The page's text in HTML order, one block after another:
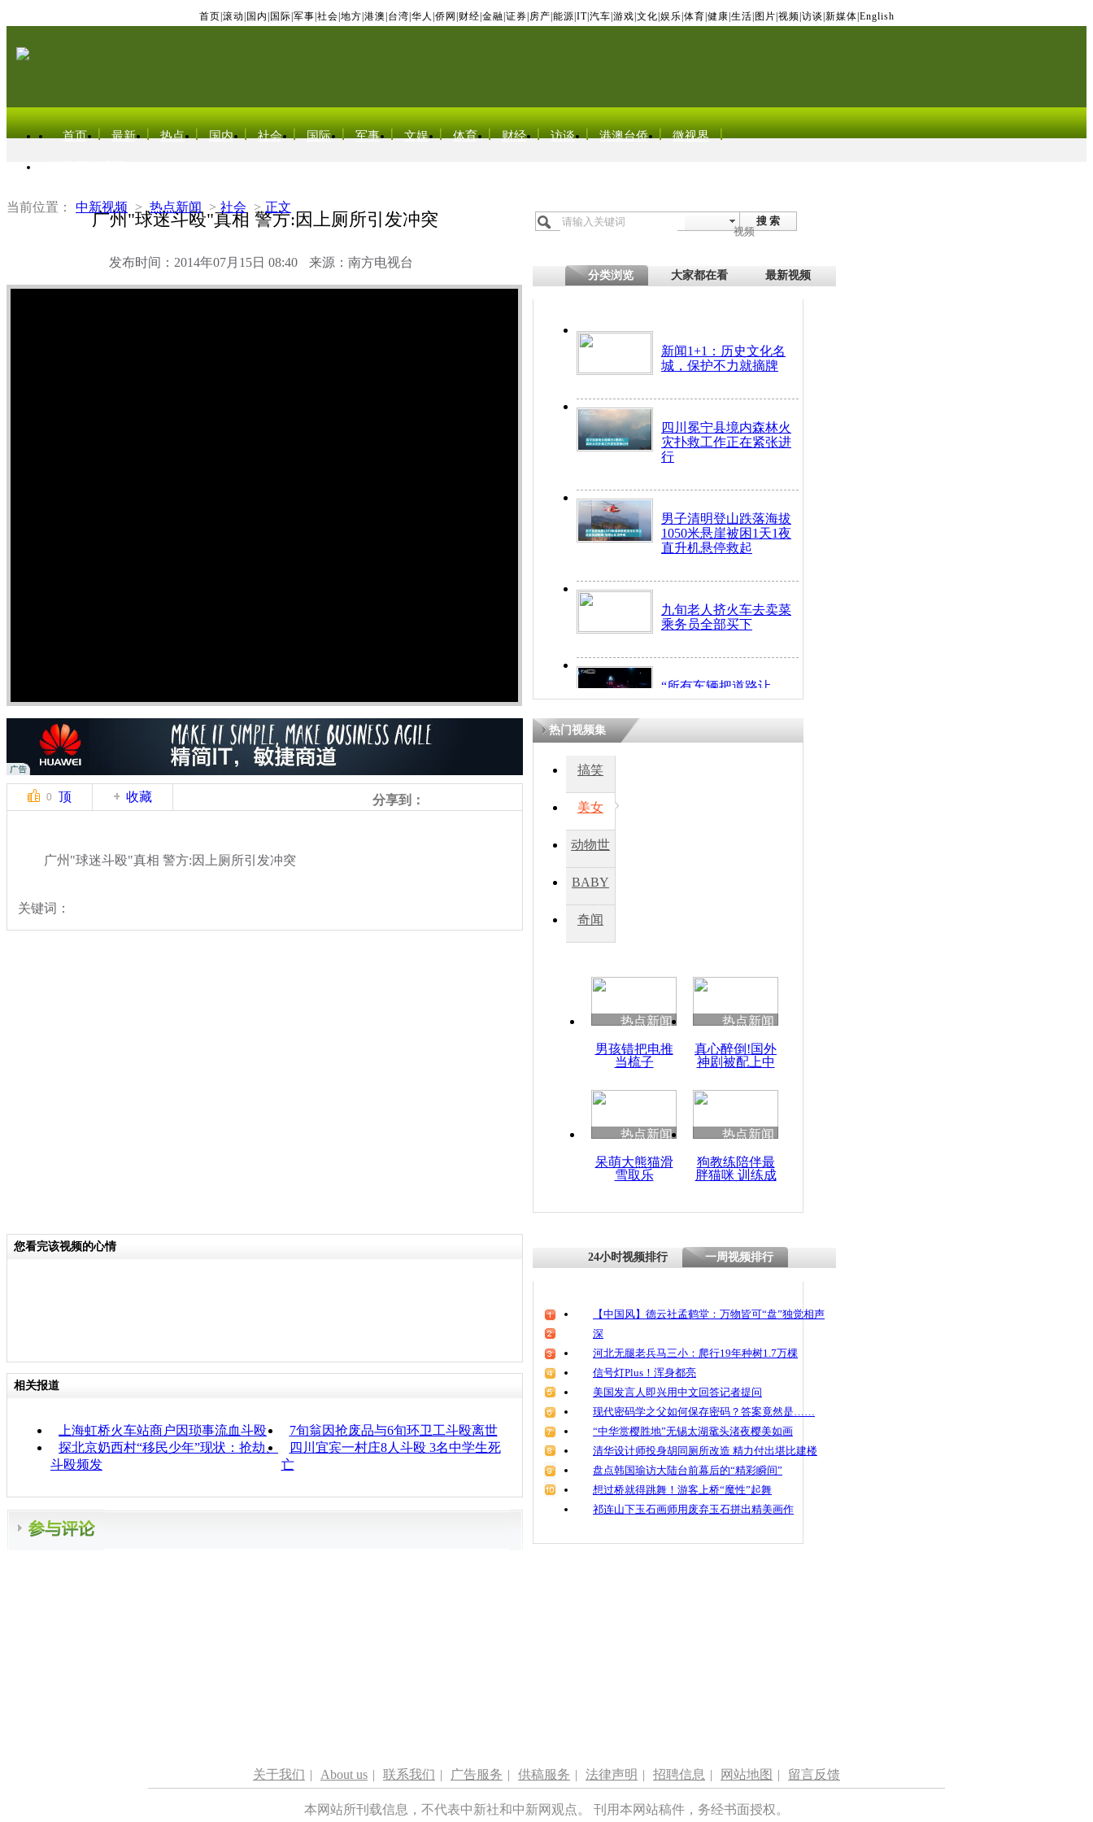
首页 滚动 国内 国际 军事 社会 地方 港澳 台湾 华人 侨网 财经 金融 证券 房产 能源 IT| 汽车 游戏 文化 娱乐 体育 健康 生活 图片 视频 访谈 新媒体 English
首页 最新 热点 国内 社会 国际 军事 文娱 体育 财经 访谈 港澳台侨 微视界
当前位置： 中新视频 > 热点新闻 > 社会 > 正文
广州"球迷斗殴"真相 警方:因上厕所引发冲突
发布时间：2014年07月15日 08:40 来源：南方电视台
搜 索
视频
分类浏览 大家都在看 最新视频
新闻1+1：历史文化名
城，保护不力就摘牌
四川冕宁县境内森林火
灾扑救工作正在紧张进
行
男子清明登山跌落海拔
1050米悬崖被困1天1夜
直升机悬停救起
九旬老人挤火车去卖菜
乘务员全部买下
“所有车辆把道路让
开！”儿童突发疾病交
因
度苗族花山节
魂
0 顶 收藏 分享到：
广州"球迷斗殴"真相 警方:因上厕所引发冲突
关键词：
热门视频集
搞笑
美女
动物世
BABY
秀
奇闻
热点新闻
男孩错把电推
当梳子
热点新闻
真心醉倒!国外
神剧被配上中
热点新闻
呆萌大熊猫滑
雪取乐
热点新闻
狗教练陪伴最
胖猫咪 训练成
您看完该视频的心情
相关报道
上海虹桥火车站商户因琐事流血斗殴
7旬翁因抢废品与6旬环卫工斗殴离世
探北京奶西村“移民少年”现状：抢劫、
斗殴频发
四川宜宾一村庄8人斗殴 3名中学生死
亡
24小时视频排行 一周视频排行
【中国风】德云社孟鹤堂：万物皆可“盘”独觉相声
深
河北无腿老兵马三小：爬行19年种树1.7万棵
信号灯Plus！浑身都亮
美国发言人即兴用中文回答记者提问
现代密码学之父如何保存密码？答案竟然是……
“中华赏樱胜地”无锡太湖鼋头渚夜樱美如画
清华设计师投身胡同厕所改造 精力付出堪比建楼
盘点韩国瑜访大陆台前幕后的“精彩瞬间”
想过桥就得跳舞！游客上桥“魔性”起舞
祁连山下玉石画师用废弃玉石拼出精美画作
关于我们 | About us | 联系我们 | 广告服务 | 供稿服务 | 法律声明 | 招聘信息 | 网站地图 | 留言反馈
本网站所刊载信息，不代表中新社和中新网观点。 刊用本网站稿件，务经书面授权。